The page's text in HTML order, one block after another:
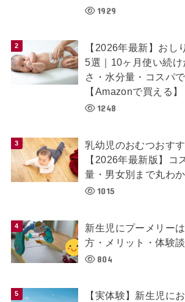
1929
【2026年最新】おし
5選｜10ヶ月使い続
さ・水分量・コスパ
【Amazonで買える】
1248
乳幼児のおむつおす
【2026年最新版】コ
量・男女別まで丸わか
1015
新生児にプーメリー
方・メリット・体験
804
【実体験】新生児に